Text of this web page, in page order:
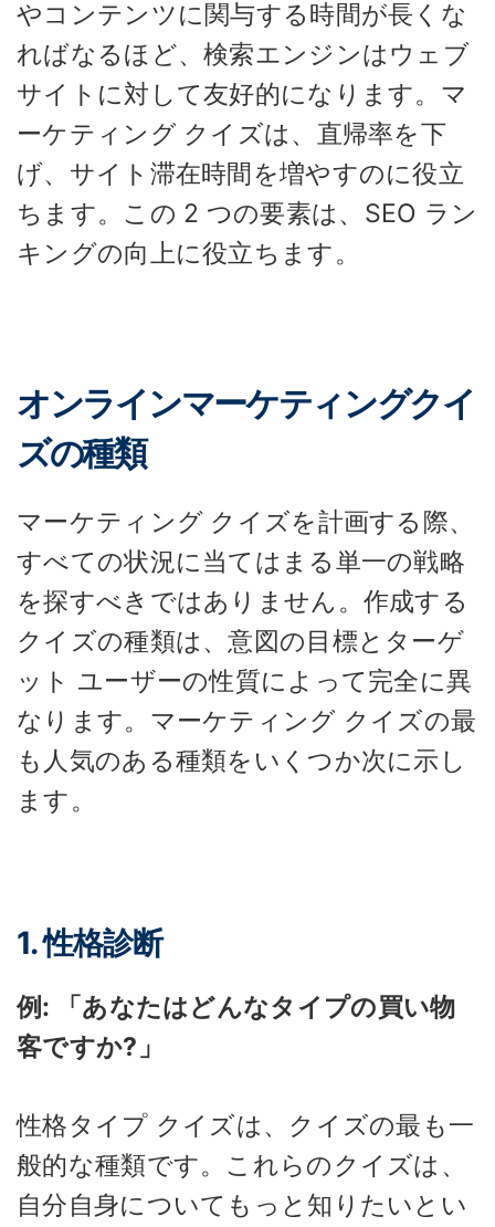
やコンテンツに関与する時間が長くな
ればなるほど、検索エンジンはウェブ
サイトに対して友好的になります。マ
ーケティング クイズは、直帰率を下
げ、サイト滞在時間を増やすのに役立
ちます。この 2 つの要素は、SEO ラン
キングの向上に役立ちます。
オンラインマーケティングクイ
ズの種類
マーケティング クイズを計画する際、
すべての状況に当てはまる単一の戦略
を探すべきではありません。作成する
クイズの種類は、意図の目標とターゲ
ット ユーザーの性質によって完全に異
なります。マーケティング クイズの最
も人気のある種類をいくつか次に示し
ます。
1. 性格診断
例: 「あなたはどんなタイプの買い物
客ですか?」
性格タイプ クイズは、クイズの最も一
般的な種類です。これらのクイズは、
自分自身についてもっと知りたいとい